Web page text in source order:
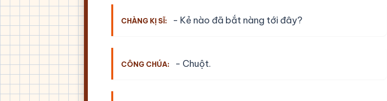
CHÀNG KỊ SĨ: - Kẻ nào đã bắt nàng tới đây?
CÔNG CHÚA: - Chuột.